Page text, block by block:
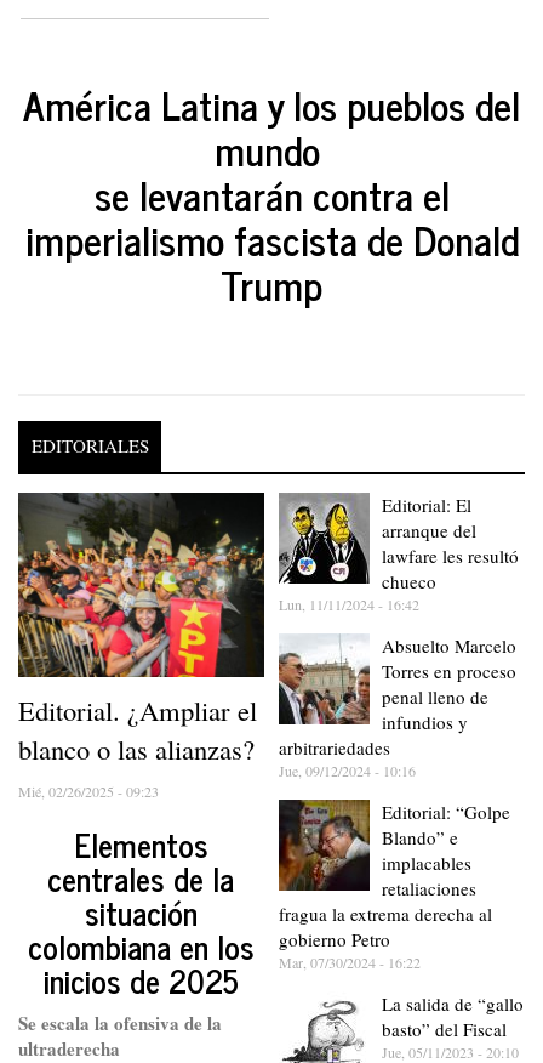
América Latina y los pueblos del
mundo
se levantarán contra el
imperialismo fascista de Donald
Trump
EDITORIALES
Editorial. ¿Ampliar el
blanco o las alianzas?
Mié, 02/26/2025 - 09:23
Elementos
centrales de la
situación
colombiana en los
inicios de 2025
Se escala la ofensiva de la
ultraderecha
Editorial: El
arranque del
lawfare les resultó
chueco
Lun, 11/11/2024 - 16:42
Absuelto Marcelo
Torres en proceso
penal lleno de
infundios y
arbitrariedades
Jue, 09/12/2024 - 10:16
Editorial: “Golpe
Blando” e
implacables
retaliaciones
fragua la extrema derecha al
gobierno Petro
Mar, 07/30/2024 - 16:22
La salida de “gallo
basto” del Fiscal
Jue, 05/11/2023 - 20:10